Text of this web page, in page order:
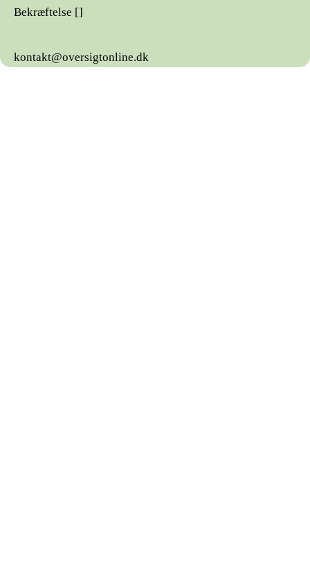
Bekræftelse []
kontakt@oversigtonline.dk